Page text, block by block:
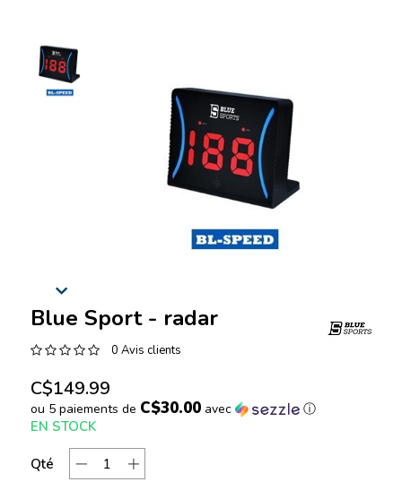
Blue Sport - radar
0 Avis clients
C$149.99
ou 5 paiements de C$30.00avec ⓘ
EN STOCK
Qté